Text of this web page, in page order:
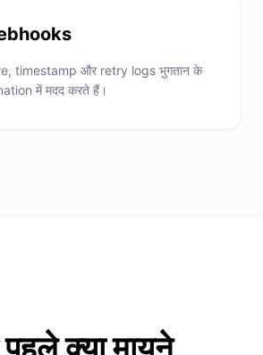
timestamp और retry logs भुगतान के
में मदद करते हैं।